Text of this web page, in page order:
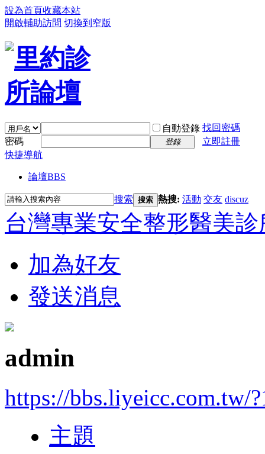
設為首頁收藏本站
開啟輔助訪問 切換到窄版
自動登錄 找回密碼
密碼
登錄
立即註冊
快捷導航
論壇BBS
搜索 搜索 熱搜: 活動 交友 discuz
台灣專業安全整形醫美
加為好友
發送消息
admin
https://bbs.liyeicc.com.tw/
主題